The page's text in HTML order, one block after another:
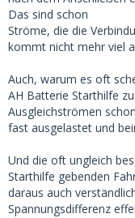
Das sind schon
Ströme, die die
kommt nicht mehr viel
Auch, warum es oft
AH Batterie Starthilfe
Ausgleichströmen schon
fast ausgelastet und
Und die oft ungleich
Starthilfe gebenden
daraus auch
Spannungsdifferenz